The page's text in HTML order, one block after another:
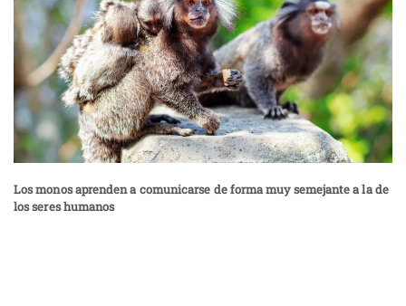
Los monos aprenden a comunicarse de forma muy semejante a la de
los seres humanos